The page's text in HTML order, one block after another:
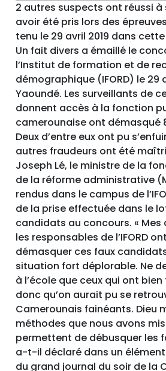
2 autres suspects ont réussi à
avoir été pris lors des
tenu le 29 avril 2019 dans
Un fait divers a émaillé le
l’Institut de formation et de
démographique (IFORD) le 29
Yaoundé. Les surveillants de
donnent accès à la fonction
camerounaise ont démasqué
Deux d’entre eux ont pu
autres fraudeurs ont été
Joseph Lé, le ministre de la
de la réforme administrative
rendus dans le campus de
de la prise effectuée dans le
candidats au concours. «
les responsables de l’IFORD
démasquer ces faux
situation fort déplorable. Ne
à l’école que ceux qui ont
donc qu’on aurait pu se
Camerounais fainéants. Dieu
méthodes que nous avons
permettent de débusquer les
a-t-il déclaré dans un
du grand journal du soir de la